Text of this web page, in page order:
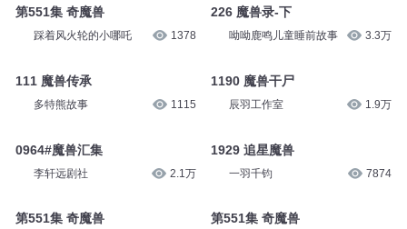
第551集 奇魔兽
踩着风火轮的小哪吒 1378
111 魔兽传承
多特熊故事 1115
0964#魔兽汇集
李轩远剧社 2.1万
第551集 奇魔兽
226 魔兽录-下
呦呦鹿鸣儿童睡前故事 3.3万
1190 魔兽干尸
辰羽工作室 1.9万
1929 追星魔兽
一羽千钧 7874
第551集 奇魔兽